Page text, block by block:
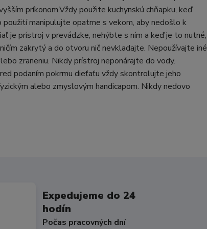
príkonom.Vždy použite kuchynskú chňapku, keď
použití manipulujte opatrne s vekom, aby nedošlo k
je prístroj v prevádzke, nehýbte s ním a keď je to nutné,
zakrytý a do otvoru nič nevkladajte. Nepoužívajte iné
zraneniu. Nikdy prístroj neponárajte do vody.
podaním pokrmu dieťaťu vždy skontrolujte jeho
alebo zmyslovým handicapom. Nikdy nedovo
Expedujeme do 24
hodín
Počas pracovných dní